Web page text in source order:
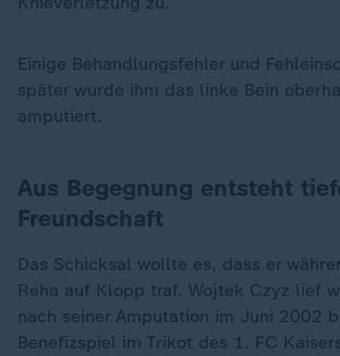
Einige Behandlungsfehler und
später wurde ihm das linke Bein
amputiert.
Aus Begegnung entsteht
Freundschaft
Das Schicksal wollte es, dass er
Reha auf Klopp traf. Wojtek Czyz lief
nach seiner Amputation im Juni 2002
Benefizspiel im Trikot des 1. FC